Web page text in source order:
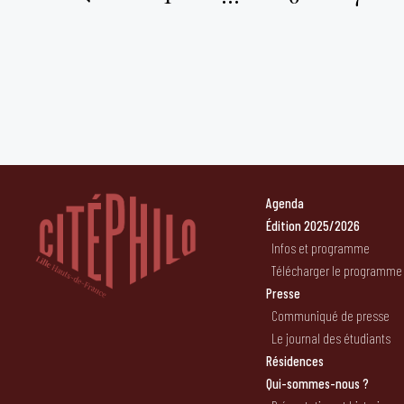
Agenda
Édition 2025/2026
Infos et programme
Télécharger le programme
Presse
Communiqué de presse
Le journal des étudiants
Résidences
Qui-sommes-nous ?